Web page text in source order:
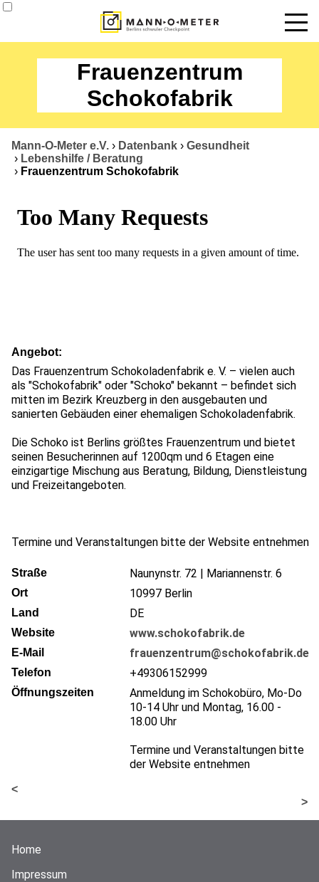
Termine
Über uns
Kontakt
Frauenzentrum
Schokofabrik
Mann-O-Meter e.V. › Datenbank › Gesundheit
› Lebenshilfe / Beratung
› Frauenzentrum Schokofabrik
Angebot
Das Frauenzentrum Schokoladenfabrik e. V. – vielen auch
als "Schokofabrik" oder "Schoko" bekannt – befindet sich
mitten im Bezirk Kreuzberg in den ausgebauten und
sanierten Gebäuden einer ehemaligen Schokoladenfabrik.
Die Schoko ist Berlins größtes Frauenzentrum und bietet
seinen Besucherinnen auf 1200qm und 6 Etagen eine
einzigartige Mischung aus Beratung, Bildung, Dienstleistung
und Freizeitangeboten.
Termine und Veranstaltungen bitte der Website entnehmen
Straße Naunynstr. 72 | Mariannenstr. 6
Ort 10997 Berlin
Land DE
Website www.schokofabrik.de
E-Mail frauenzentrum@schokofabrik.de
Telefon +49306152999
Öffnungszeiten
Anmeldung im Schokobüro, Mo-Do
10-14 Uhr und Montag, 16.00 -
18.00 Uhr
Termine und Veranstaltungen bitte
der Website entnehmen
<
>
Home
Impressum